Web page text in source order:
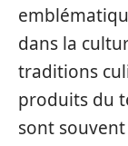
dans la
traditions
produits du
sont